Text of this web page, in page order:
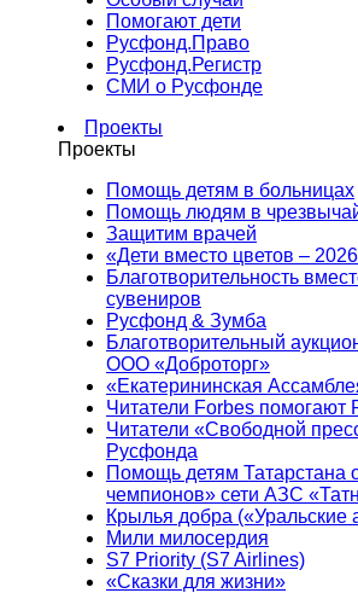
Помогают дети
Русфонд.Право
Русфонд.Регистр
СМИ о Русфонде
Проекты
Проекты
Помощь детям в больницах
Помощь людям в
Защитим врачей
«Дети вместо цветов –
Благотворительность
сувениров
Русфонд & Зумба
Благотворительный
ООО «Доброторг»
«Екатерининская
Читатели Forbes помогают
Читатели «Свободной
Русфонда
Помощь детям Татарстана
чемпионов» сети АЗС
Крылья добра («Уральские
Мили милосердия
S7 Priority (S7 Airlines)
«Сказки для жизни»